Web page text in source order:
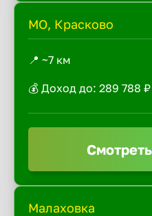
МО, Красково
📍 ~7 км
💰 Доход до: 289 788 ₽
Малаховка